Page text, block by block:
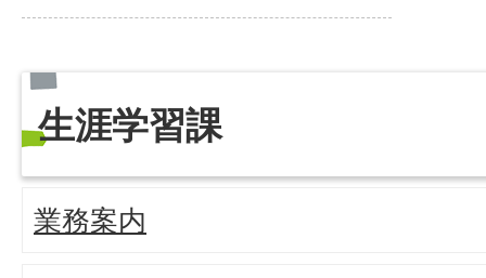
生涯学習課
業務案内